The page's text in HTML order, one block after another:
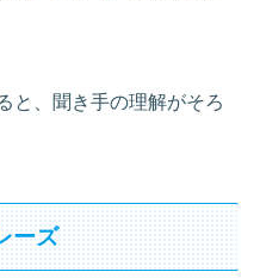
と、聞き手の理解がそろ
ーズ